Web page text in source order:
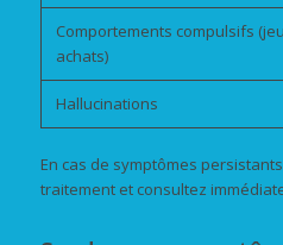
Comportements compulsifs
achats)
Hallucinations
En cas de symptômes
traitement et consultez